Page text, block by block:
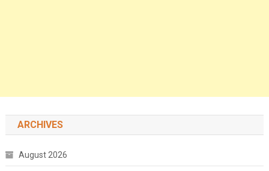
ARCHIVES
August 2026